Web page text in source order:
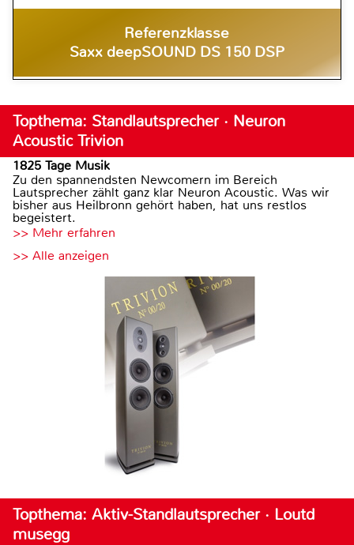
Referenzklasse
Saxx deepSOUND DS 150 DSP
Topthema: Standlautsprecher · Neuron
Acoustic Trivion
1825 Tage Musik
Zu den spannendsten Newcomern im Bereich
Lautsprecher zählt ganz klar Neuron Acoustic. Was wir
bisher aus Heilbronn gehört haben, hat uns restlos
begeistert.
>> Mehr erfahren
>> Alle anzeigen
Topthema: Aktiv-Standlautsprecher · Loutd
musegg